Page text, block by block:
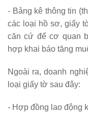
- Bảng kê thông tin
các loại hồ sơ, giấy
căn cứ để cơ quan
hợp khai báo tăng
Ngoài ra, doanh
loại giấy tờ sau đây:
- Hợp đồng lao động